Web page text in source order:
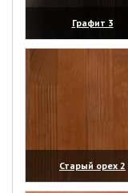
Графит 3
(увеличить)
Старый орех 2
(увеличить)